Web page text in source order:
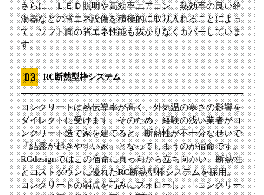
さらに、ＬＥＤ照明や高効率エアコン、熱効率の良い給
湯器などの省エネ設備を積極的に取り入れることによっ
て、ソフト面の省エネ性能も抜かりなくカバーしていま
す。
RC断熱型枠システム
コンクリートは熱伝導率が高く、外気温の寒さの影響を
ダイレクトに受けます。そのため、経験の浅い業者がコ
ンクリート造で家を建てると、断熱性が不十分なせいで
「結露が起きやすい家」となってしまうのが宿命です。
RCdesignではこの宿命に真っ向から立ち向かい、断熱性
とコストダウンに優れたRC断熱型枠システムを採用。
コンクリートの弱点を巧みにフォローし、「コンクリー